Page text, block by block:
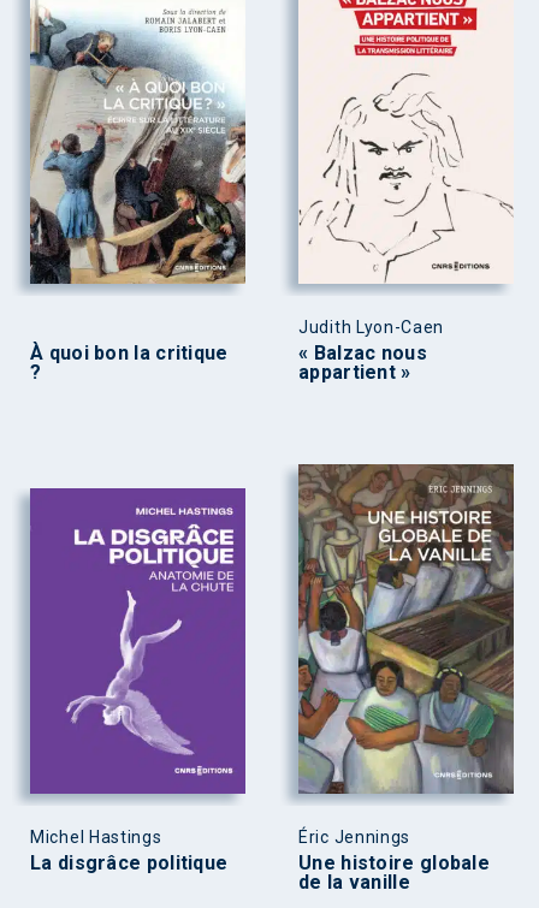
À quoi bon la critique
?
Judith Lyon-Caen
« Balzac nous
appartient »
Michel Hastings
La disgrâce politique
Éric Jennings
Une histoire globale
de la vanille